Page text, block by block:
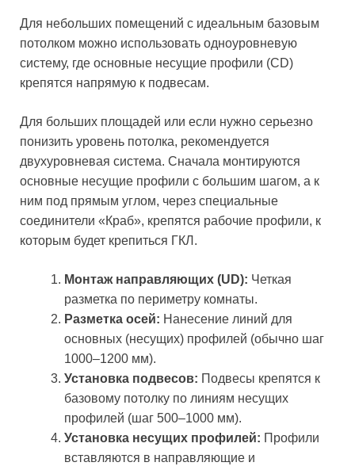
Для небольших помещений с идеальным базовым
потолком можно использовать одноуровневую
систему, где основные несущие профили (CD)
крепятся напрямую к подвесам.
Для больших площадей или если нужно серьезно
понизить уровень потолка, рекомендуется
двухуровневая система. Сначала монтируются
основные несущие профили с большим шагом, а к
ним под прямым углом, через специальные
соединители «Краб», крепятся рабочие профили, к
которым будет крепиться ГКЛ.
Монтаж направляющих (UD): Четкая
разметка по периметру комнаты.
Разметка осей: Нанесение линий для
основных (несущих) профилей (обычно шаг
1000–1200 мм).
Установка подвесов: Подвесы крепятся к
базовому потолку по линиям несущих
профилей (шаг 500–1000 мм).
Установка несущих профилей: Профили
вставляются в направляющие и